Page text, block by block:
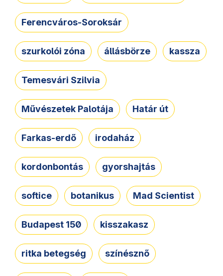
Ferencváros-Soroksár
szurkolói zóna állásbörze kassza
Temesvári Szilvia
Művészetek Palotája Határ út
Farkas-erdő irodaház
kordonbontás gyorshajtás
softice botanikus Mad Scientist
Budapest 150 kisszakasz
ritka betegség színésznő